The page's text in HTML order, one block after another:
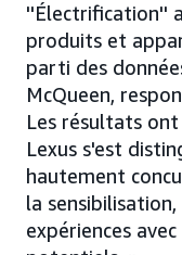
''Électrification''
produits et
parti des
McQueen,
Les résultats
Lexus s'est
hautement
la
expériences